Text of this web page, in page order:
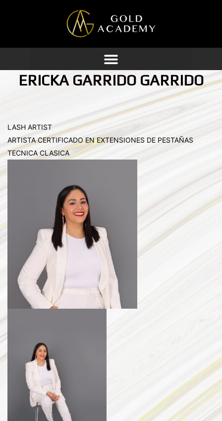
contenido
ERICKA GARRIDO GARRIDO
LASH ARTIST
ARTISTA CERTIFICADO EN EXTENSIONES DE PESTAÑAS
TECNICA CLASICA